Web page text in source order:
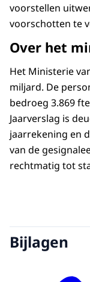
voorstellen
voorschotten te
Over het
Het Ministerie
miljard. De
bedroeg 3.869
Jaarverslag is
jaarrekening en
van de
rechtmatig tot
Bijlagen